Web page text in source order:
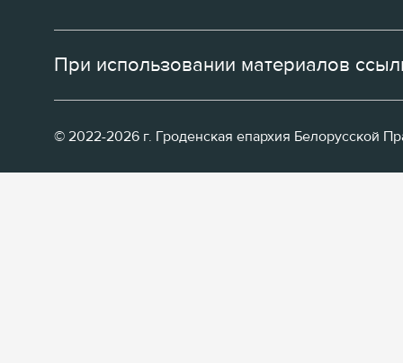
При использовании материалов
© 2022-2026 г. Гроденская епархия Белорусской